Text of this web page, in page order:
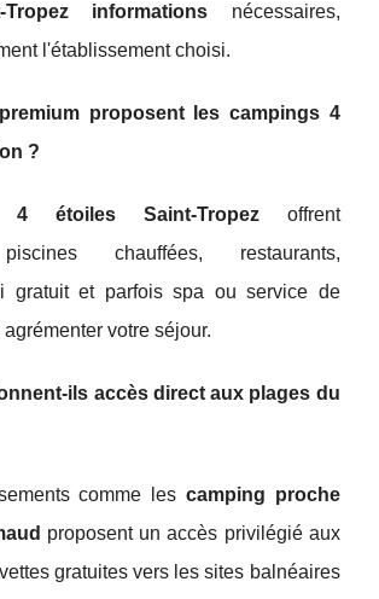
informations nécessaires,
l'établissement choisi.
proposent les campings 4
?
4 étoiles Saint-Tropezoffrent
chauffées, restaurants,
gratuit et parfois spa ou service de
votre séjour.
ils accès direct aux plages du
comme les camping proche
proposent un accès privilégié aux
gratuites vers les sites balnéaires